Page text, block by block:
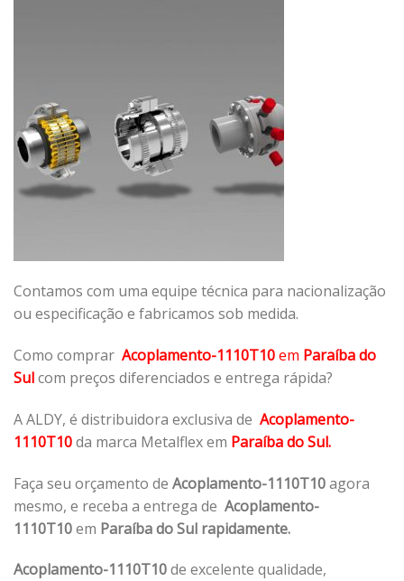
Contamos com uma equipe técnica para nacionalização
ou especificação e fabricamos sob medida.
Como comprar Acoplamento-1110T10em Paraíba do
Sulcom preços diferenciados e entrega rápida?
A ALDY, é distribuidora exclusiva de Acoplamento-
1110T10da marca Metalflex em Paraíba do Sul.
Faça seu orçamento de Acoplamento-1110T10agora
mesmo, e receba a entrega de Acoplamento-
1110T10em Paraíba do Sul rapidamente.
Acoplamento-1110T10de excelente qualidade,